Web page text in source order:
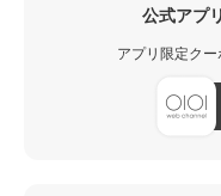
公式アプ
アプリ限定ク